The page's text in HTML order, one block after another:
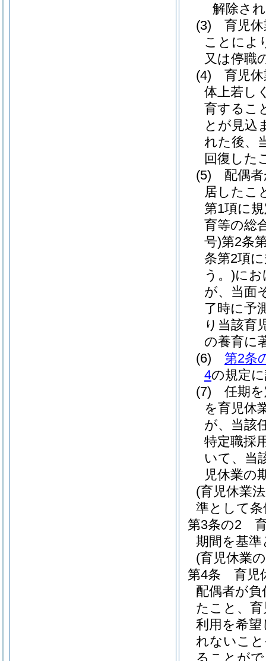
解除さ
(3)
育児
ことによ
又は停職
(4)
育児
体上若し
育するこ
とが見込
れた後、
回復した
(5)
配偶
居したこ
第1項に
育等の総
号)第2条
条第2項
う。)に
が、当面
了時に予
り当該育
の養育に
(6)
第2条
4の規定
(7)
任期
を育児休
が、当該
特定職採
いて、当
児休業の
(育児休業
準として
第3条の2
期間を基
(育児休業
第4条
育児
配偶者が
たこと、
利用を希
れないこ
ることが